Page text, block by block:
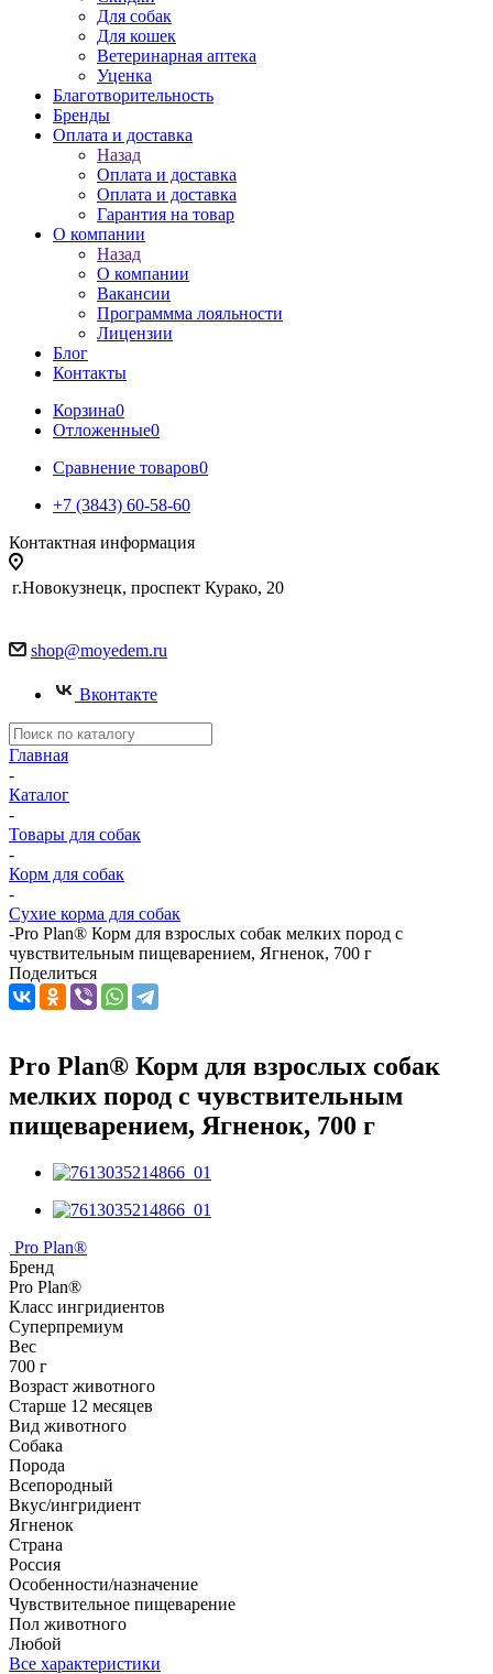
Для собак
Для кошек
Ветеринарная аптека
Уценка
Благотворительность
Бренды
Оплата и доставка
Назад
Оплата и доставка
Оплата и доставка
Гарантия на товар
О компании
Назад
О компании
Вакансии
Программма лояльности
Лицензии
Блог
Контакты
Корзина0
Отложенные0
Сравнение товаров0
+7 (3843) 60-58-60
Контактная информация
г.Новокузнецк, проспект Курако, 20
shop@moyedem.ru
Вконтакте
Главная
-
Каталог
-
Товары для собак
-
Корм для собак
-
Сухие корма для собак
-Pro Plan® Корм для взрослых собак мелких пород с
чувствительным пищеварением, Ягненок, 700 г
Поделиться
Pro Plan® Корм для взрослых собак
мелких пород с чувствительным
пищеварением, Ягненок, 700 г
Pro Plan®
Бренд
Pro Plan®
Класс ингридиентов
Суперпремиум
Вес
700 г
Возраст животного
Старше 12 месяцев
Вид животного
Собака
Порода
Всепородный
Вкус/ингридиент
Ягненок
Страна
Россия
Особенности/назначение
Чувствительное пищеварение
Пол животного
Любой
Все характеристики